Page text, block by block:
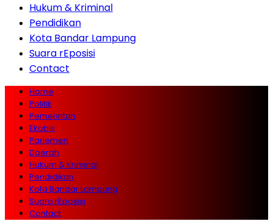
Hukum & Kriminal
Pendidikan
Kota Bandar Lampung
Suara rEposisi
Contact
Home
Politik
Pemerintah
Ekobis
Parlemen
Daerah
Hukum & Kriminal
Pendidikan
Kota Bandar Lampung
Suara rEposisi
Contact